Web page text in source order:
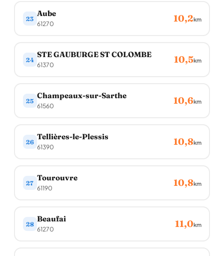
23
Aube
61270 10,2km
24
STE GAUBURGE ST COLOMBE
61370 10,5km
25
Champeaux-sur-Sarthe
61560 10,6km
26
Tellières-le-Plessis
61390 10,8km
27
Tourouvre
61190 10,8km
28
Beaufai
61270 11,0km